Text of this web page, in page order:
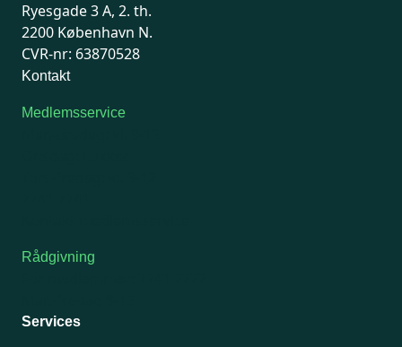
Ryesgade 3 A, 2. th.
2200 København N.
CVR-nr: 63870528
Kontakt
Medlemsservice
Rådgivning
Services